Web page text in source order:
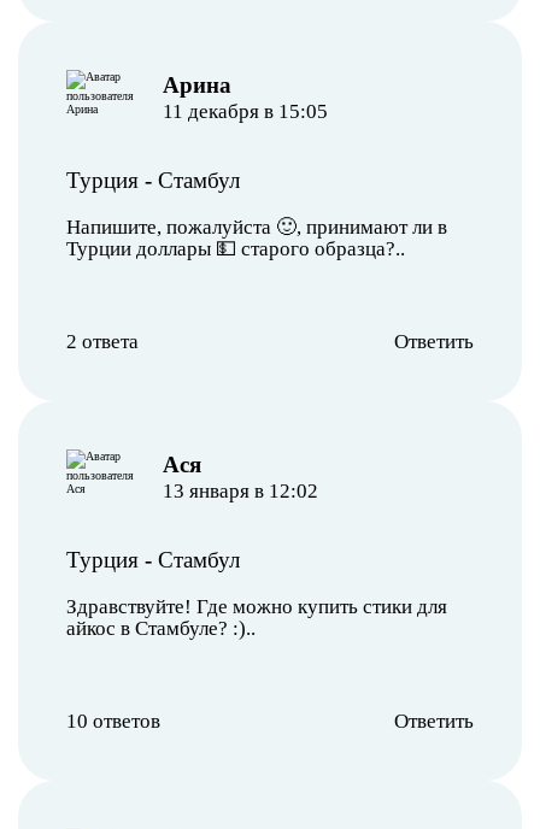
Арина
11 декабря в 15:05
Турция - Стамбул
Напишите, пожалуйста 🙂, принимают ли в
Турции доллары 💵 старого образца?..
2 ответа Ответить
Ася
13 января в 12:02
Турция - Стамбул
Здравствуйте! Где можно купить стики для
айкос в Стамбуле? :)..
10 ответов Ответить